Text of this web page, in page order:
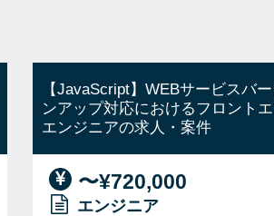
【JavaScript】WEBサービスバー
ンアップ対応におけるフロント
エンジニアの求人・案件
〜¥720,000
エンジニア